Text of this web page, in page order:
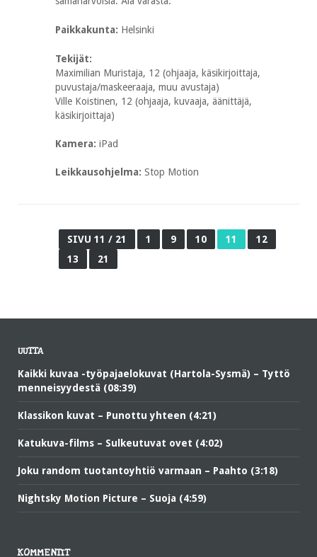
Paikkakunta: Helsinki
Tekijät:
Maximilian Muristaja, 12 (ohjaaja, käsikirjoittaja,
puvustaja/maskeeraaja, muu avustaja)
Ville Koistinen, 12 (ohjaaja, kuvaaja, äänittäjä,
käsikirjoittaja)
Kamera: iPad
Leikkausohjelma: Stop Motion
SIVU 11 / 21 1 9 10 11
12
13
21
UUTTA
Kaikki kuvaa -työpajaelokuvat (Hartola-Sysmä) – Tyttö
menneisyydestä (08:39)
Klassikon kuvat – Punottu yhteen (4:21)
Katukuva-films – Sulkeutuvat ovet (4:02)
Joku random tuotantoyhtiö varmaan – Paahto (3:18)
Nightsky Motion Picture – Suoja (4:59)
KOMMENTIT